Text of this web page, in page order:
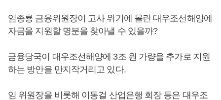
임종룡 금융위원장이 고사 위기에 몰린 대우조선해양에
자금을 지원할 명분을 찾아낼 수 있을까?
금융당국이 대우조선해양에 3조 원 가량을 추가로 지원
하는 방안을 만지작거리고 있다.
임 위원장을 비롯해 이동걸 산업은행 회장 등은 대우조